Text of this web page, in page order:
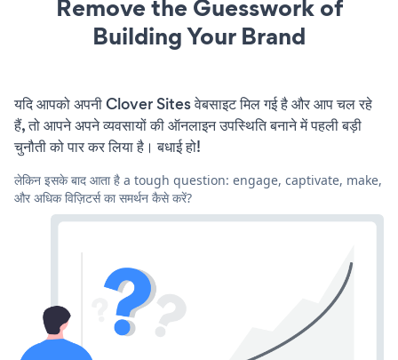
Remove the Guesswork of
Building Your Brand
यदि आपको अपनी Clover Sites वेबसाइट मिल गई है और आप चल रहे
हैं, तो आपने अपने व्यवसायों की ऑनलाइन उपस्थिति बनाने में पहली बड़ी
चुनौती को पार कर लिया है। बधाई हो!
लेकिन इसके बाद आता है a tough question: engage, captivate, make,
और अधिक विज़िटर्स का समर्थन कैसे करें?